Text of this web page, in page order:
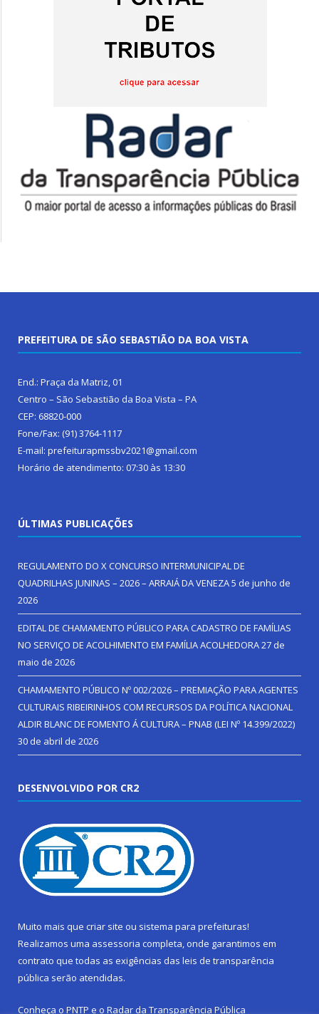
PREFEITURA DE SÃO SEBASTIÃO DA BOA VISTA
End.: Praça da Matriz, 01
Centro – São Sebastião da Boa Vista – PA
CEP: 68820-000
Fone/Fax: (91) 3764-1117
E-mail: prefeiturapmssbv2021@gmail.com
Horário de atendimento: 07:30 às 13:30
ÚLTIMAS PUBLICAÇÕES
REGULAMENTO DO X CONCURSO INTERMUNICIPAL DE
QUADRILHAS JUNINAS – 2026 – ARRAIÁ DA VENEZA5 de junho de
2026
EDITAL DE CHAMAMENTO PÚBLICO PARA CADASTRO DE FAMÍLIAS
NO SERVIÇO DE ACOLHIMENTO EM FAMÍLIA ACOLHEDORA27 de
maio de 2026
CHAMAMENTO PÚBLICO Nº 002/2026 – PREMIAÇÃO PARA AGENTES
CULTURAIS RIBEIRINHOS COM RECURSOS DA POLÍTICA NACIONAL
ALDIR BLANC DE FOMENTO Á CULTURA – PNAB (LEI Nº 14.399/2022)
30 de abril de 2026
DESENVOLVIDO POR CR2
Muito mais que criar site ou sistema para prefeituras!
Realizamos uma assessoria completa, onde garantimos em
contrato que todas as exigências das leis de transparência
pública serão atendidas.
Conheça o PNTP e o Radar da Transparência Pública